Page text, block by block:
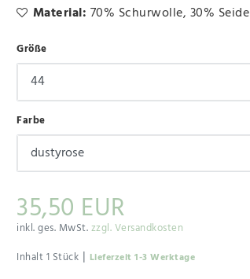
Material: 70% Schurwolle, 30% Seide
Größe
Farbe
35,50 EUR
inkl. ges. MwSt.zzgl. Versandkosten
Inhalt1 Stück | Lieferzeit 1-3 Werktage